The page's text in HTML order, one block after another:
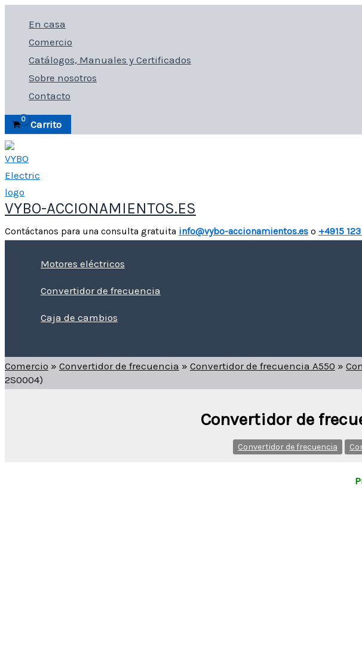
contenido
En casa
Comercio
Catálogos, Manuales y Certificados
Sobre nosotros
Contacto
Carrito
VYBO-ACCIONAMIENTOS.ES
Contáctanos para una consulta gratuita info@vybo-accionamientos.es o +4915
Motores eléctricos
Convertidor de frecuencia
Caja de cambios
Comercio » Convertidor de frecuencia » Convertidor de frecuencia A550 »
2S0004)
Convertidor de
Convertidor de frecuencia